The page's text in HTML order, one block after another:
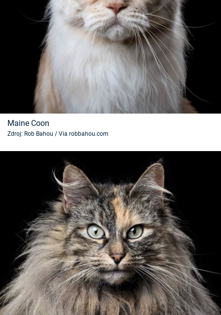
Maine Coon
Zdroj: Rob Bahou / Via robbahou.com